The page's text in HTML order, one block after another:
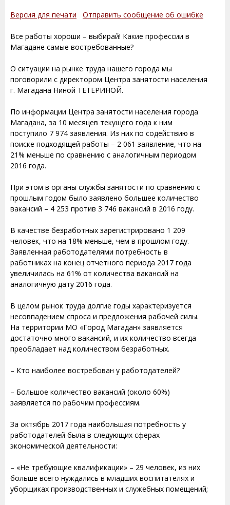
Версия для печати Отправить сообщение об ошибке
Все работы хороши – выбирай! Какие профессии в
Магадане самые востребованные?
О ситуации на рынке труда нашего города мы
поговорили с директором Центра занятости населения
г. Магадана Ниной ТЕТЕРИНОЙ.
По информации Центра занятости населения города
Магадана, за 10 месяцев текущего года к ним
поступило 7 974 заявления. Из них по содействию в
поиске подходящей работы – 2 061 заявление, что на
21% меньше по сравнению с аналогичным периодом
2016 года.
При этом в органы службы занятости по сравнению с
прошлым годом было заявлено большее количество
вакансий – 4 253 против 3 746 вакансий в 2016 году.
В качестве безработных зарегистрировано 1 209
человек, что на 18% меньше, чем в прошлом году.
Заявленная работодателями потребность в
работниках на конец отчетного периода 2017 года
увеличилась на 61% от количества вакансий на
аналогичную дату 2016 года.
В целом рынок труда долгие годы характеризуется
несовпадением спроса и предложения рабочей силы.
На территории МО «Город Магадан» заявляется
достаточно много вакансий, и их количество всегда
преобладает над количеством безработных.
– Кто наиболее востребован у работодателей?
– Большое количество вакансий (около 60%)
заявляется по рабочим профессиям.
За октябрь 2017 года наибольшая потребность у
работодателей была в следующих сферах
экономической деятельности:
– «Не требующие квалификации» – 29 человек, из них
больше всего нуждались в младших воспитателях и
уборщиках производственных и служебных помещений;